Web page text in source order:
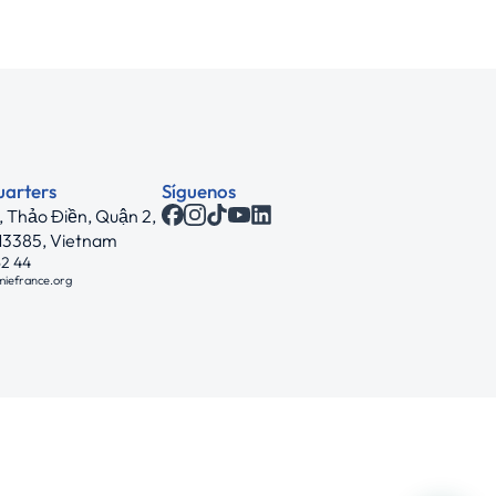
Thảo Điền, Quận 2,
Vietnam
44
Síguenos